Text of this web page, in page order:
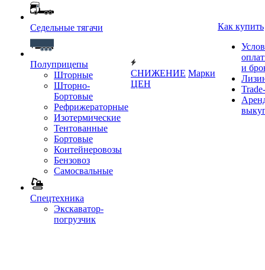
Седельные тягачи
Полуприцепы
Шторные
Шторно-
Бортовые
Рефрижераторные
Изотермические
Тентованные
Бортовые
Контейнеровозы
Бензовоз
Самосвальные
Спецтехника
Экскаватор-
погрузчик
СНИЖЕНИЕ
ЦЕН
Марки
Как купить
и